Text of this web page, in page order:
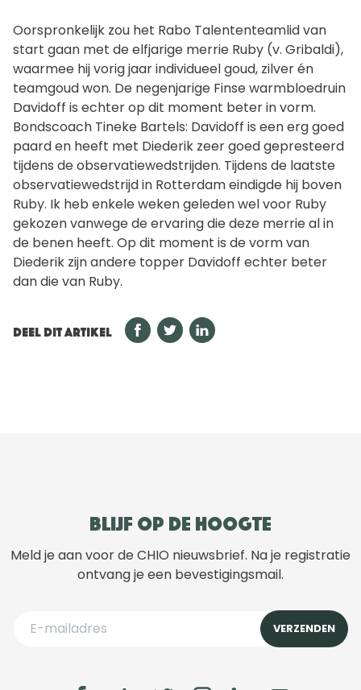
Oorspronkelijk zou het Rabo Talententeamlid van
start gaan met de elfjarige merrie Ruby (v. Gribaldi),
waarmee hij vorig jaar individueel goud, zilver én
teamgoud won. De negenjarige Finse warmbloedruin
Davidoff is echter op dit moment beter in vorm.
Bondscoach Tineke Bartels: Davidoff is een erg goed
paard en heeft met Diederik zeer goed gepresteerd
tijdens de observatiewedstrijden. Tijdens de laatste
observatiewedstrijd in Rotterdam eindigde hij boven
Ruby. Ik heb enkele weken geleden wel voor Ruby
gekozen vanwege de ervaring die deze merrie al in
de benen heeft. Op dit moment is de vorm van
Diederik zijn andere topper Davidoff echter beter
dan die van Ruby.
DEEL DIT ARTIKEL
Blijf op de hoogte
Meld je aan voor de CHIO nieuwsbrief. Na je registratie
ontvang je een bevestigingsmail.